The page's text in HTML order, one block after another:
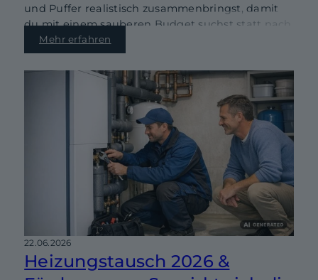
und Puffer realistisch zusammenbringst, damit
du mit einem sauberen Budget suchst statt nach
Bauchgefühl.
Mehr erfahren
22.06.2026
Heizungstausch 2026 &